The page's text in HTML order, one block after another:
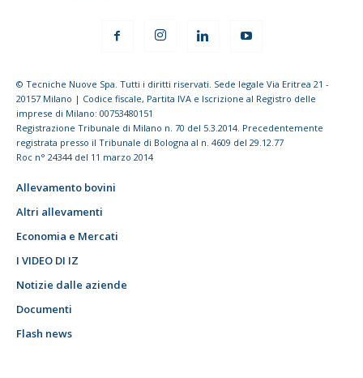
© Tecniche Nuove Spa. Tutti i diritti riservati. Sede legale Via Eritrea 21 -
20157 Milano | Codice fiscale, Partita IVA e Iscrizione al Registro delle
imprese di Milano: 00753480151
Registrazione Tribunale di Milano n. 70 del 5.3.2014. Precedentemente
registrata presso il Tribunale di Bologna al n. 4609 del 29.12.77
Roc n° 24344 del 11 marzo 2014
Allevamento bovini
Altri allevamenti
Economia e Mercati
I VIDEO DI IZ
Notizie dalle aziende
Documenti
Flash news